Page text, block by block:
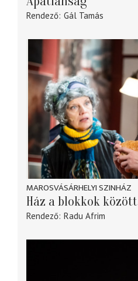
Rendező Gál Tamás
MAROSVÁSÁRHELYI SZINHÁZ
Ház a blokkok között
Rendező Radu Afrim